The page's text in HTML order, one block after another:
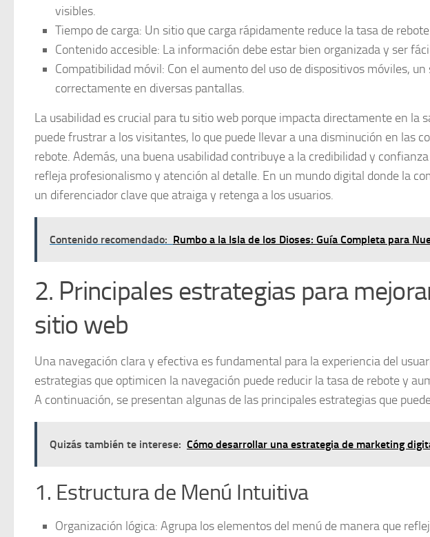
visibles.
Tiempo de carga: Un sitio que carga rápidamente reduce la tasa de
Contenido accesible: La información debe estar bien organizada y ser
Compatibilidad móvil: Con el aumento del uso de dispositivos móviles,
correctamente en diversas pantallas.
La usabilidad es crucial para tu sitio web porque impacta directamente en la
puede frustrar a los visitantes, lo que puede llevar a una disminución en las
rebote. Además, una buena usabilidad contribuye a la credibilidad y
refleja profesionalismo y atención al detalle. En un mundo digital donde la
un diferenciador clave que atraiga y retenga a los usuarios.
Contenido recomendado: Rumbo a la Isla de los Dioses: Guía Completa para
2. Principales estrategias para
sitio web
Una navegación clara y efectiva es fundamental para la experiencia del
estrategias que optimicen la navegación puede reducir la tasa de rebote y
A continuación, se presentan algunas de las principales estrategias que
Quizás también te interese: Cómo desarrollar una estrategia de marketing
1. Estructura de Menú Intuitiva
Organización lógica: Agrupa los elementos del menú de manera que